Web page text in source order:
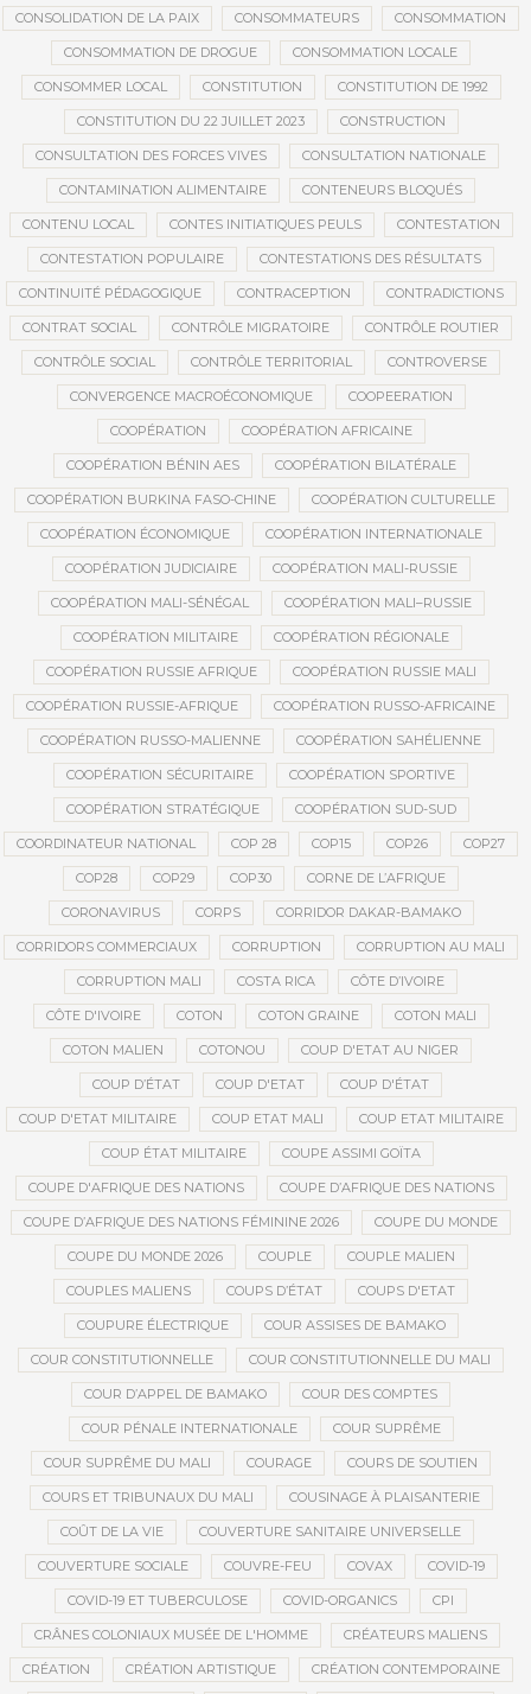
CONSOLIDATION DE LA PAIX CONSOMMATEURS CONSOMMATION
CONSOMMATION DE DROGUE CONSOMMATION LOCALE
CONSOMMER LOCAL CONSTITUTION CONSTITUTION DE 1992
CONSTITUTION DU 22 JUILLET 2023 CONSTRUCTION
CONSULTATION DES FORCES VIVES CONSULTATION NATIONALE
CONTAMINATION ALIMENTAIRE CONTENEURS BLOQUÉS
CONTENU LOCAL CONTES INITIATIQUES PEULS CONTESTATION
CONTESTATION POPULAIRE CONTESTATIONS DES RÉSULTATS
CONTINUITÉ PÉDAGOGIQUE CONTRACEPTION CONTRADICTIONS
CONTRAT SOCIAL CONTRÔLE MIGRATOIRE CONTRÔLE ROUTIER
CONTRÔLE SOCIAL CONTRÔLE TERRITORIAL CONTROVERSE
CONVERGENCE MACROÉCONOMIQUE COOPEERATION
COOPÉRATION COOPÉRATION AFRICAINE
COOPÉRATION BÉNIN AES COOPÉRATION BILATÉRALE
COOPÉRATION BURKINA FASO-CHINE COOPÉRATION CULTURELLE
COOPÉRATION ÉCONOMIQUE COOPÉRATION INTERNATIONALE
COOPÉRATION JUDICIAIRE COOPÉRATION MALI-RUSSIE
COOPÉRATION MALI-SÉNÉGAL COOPÉRATION MALI–RUSSIE
COOPÉRATION MILITAIRE COOPÉRATION RÉGIONALE
COOPÉRATION RUSSIE AFRIQUE COOPÉRATION RUSSIE MALI
COOPÉRATION RUSSIE-AFRIQUE COOPÉRATION RUSSO-AFRICAINE
COOPÉRATION RUSSO-MALIENNE COOPÉRATION SAHÉLIENNE
COOPÉRATION SÉCURITAIRE COOPÉRATION SPORTIVE
COOPÉRATION STRATÉGIQUE COOPÉRATION SUD-SUD
COORDINATEUR NATIONAL COP 28 COP15 COP26 COP27
COP28 COP29 COP30 CORNE DE L’AFRIQUE
CORONAVIRUS CORPS CORRIDOR DAKAR-BAMAKO
CORRIDORS COMMERCIAUX CORRUPTION CORRUPTION AU MALI
CORRUPTION MALI COSTA RICA CÔTE D’IVOIRE
CÔTE D'IVOIRE COTON COTON GRAINE COTON MALI
COTON MALIEN COTONOU COUP D'ETAT AU NIGER
COUP D’ÉTAT COUP D'ETAT COUP D'ÉTAT
COUP D'ETAT MILITAIRE COUP ETAT MALI COUP ETAT MILITAIRE
COUP ÉTAT MILITAIRE COUPE ASSIMI GOÏTA
COUPE D'AFRIQUE DES NATIONS COUPE D’AFRIQUE DES NATIONS
COUPE D’AFRIQUE DES NATIONS FÉMININE 2026 COUPE DU MONDE
COUPE DU MONDE 2026 COUPLE COUPLE MALIEN
COUPLES MALIENS COUPS D’ÉTAT COUPS D'ETAT
COUPURE ÉLECTRIQUE COUR ASSISES DE BAMAKO
COUR CONSTITUTIONNELLE COUR CONSTITUTIONNELLE DU MALI
COUR D’APPEL DE BAMAKO COUR DES COMPTES
COUR PÉNALE INTERNATIONALE COUR SUPRÊME
COUR SUPRÊME DU MALI COURAGE COURS DE SOUTIEN
COURS ET TRIBUNAUX DU MALI COUSINAGE À PLAISANTERIE
COÛT DE LA VIE COUVERTURE SANITAIRE UNIVERSELLE
COUVERTURE SOCIALE COUVRE-FEU COVAX COVID-19
COVID-19 ET TUBERCULOSE COVID-ORGANICS CPI
CRÂNES COLONIAUX MUSÉE DE L'HOMME CRÉATEURS MALIENS
CRÉATION CRÉATION ARTISTIQUE CRÉATION CONTEMPORAINE